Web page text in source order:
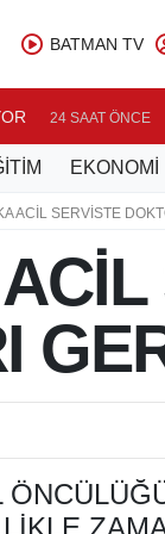
BATMAN TV
24 SAAT ÖNCE
EKONOMİ
ACİL SERVİSTE